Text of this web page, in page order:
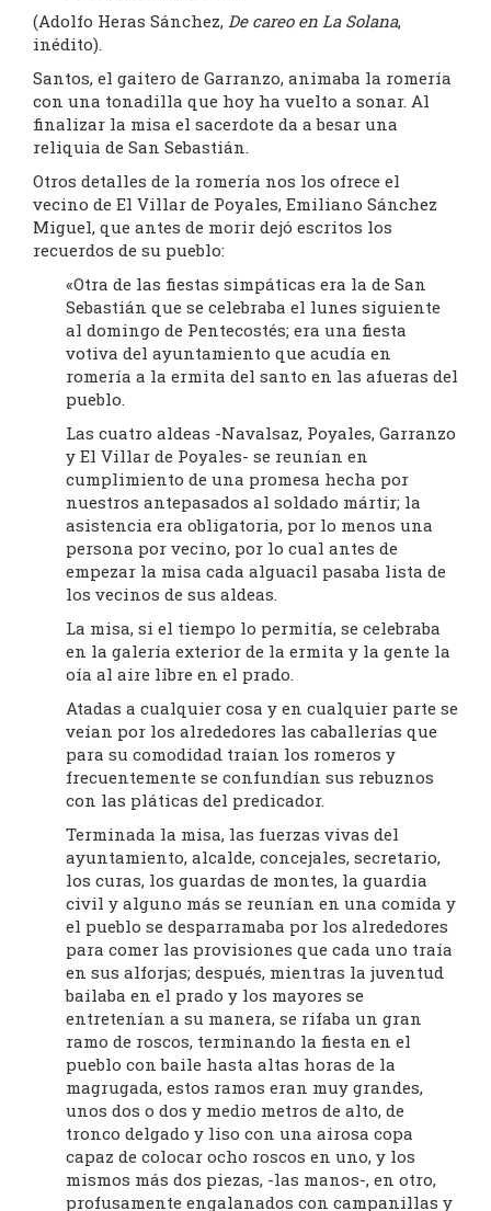
(Adolfo Heras Sánchez, De careo en La Solana,
inédito).
Santos, el gaitero de Garranzo, animaba la romería
con una tonadilla que hoy ha vuelto a sonar. Al
finalizar la misa el sacerdote da a besar una
reliquia de San Sebastián.
Otros detalles de la romería nos los ofrece el
vecino de El Villar de Poyales, Emiliano Sánchez
Miguel, que antes de morir dejó escritos los
recuerdos de su pueblo:
«Otra de las fiestas simpáticas era la de San
Sebastián que se celebraba el lunes siguiente
al domingo de Pentecostés; era una fiesta
votiva del ayuntamiento que acudía en
romería a la ermita del santo en las afueras del
pueblo.
Las cuatro aldeas -Navalsaz, Poyales, Garranzo
y El Villar de Poyales- se reunían en
cumplimiento de una promesa hecha por
nuestros antepasados al soldado mártir; la
asistencia era obligatoria, por lo menos una
persona por vecino, por lo cual antes de
empezar la misa cada alguacil pasaba lista de
los vecinos de sus aldeas.
La misa, si el tiempo lo permitía, se celebraba
en la galería exterior de la ermita y la gente la
oía al aire libre en el prado.
Atadas a cualquier cosa y en cualquier parte se
veían por los alrededores las caballerías que
para su comodidad traían los romeros y
frecuentemente se confundían sus rebuznos
con las pláticas del predicador.
Terminada la misa, las fuerzas vivas del
ayuntamiento, alcalde, concejales, secretario,
los curas, los guardas de montes, la guardia
civil y alguno más se reunían en una comida y
el pueblo se desparramaba por los alrededores
para comer las provisiones que cada uno traía
en sus alforjas; después, mientras la juventud
bailaba en el prado y los mayores se
entretenían a su manera, se rifaba un gran
ramo de roscos, terminando la fiesta en el
pueblo con baile hasta altas horas de la
magrugada, estos ramos eran muy grandes,
unos dos o dos y medio metros de alto, de
tronco delgado y liso con una airosa copa
capaz de colocar ocho roscos en uno, y los
mismos más dos piezas, -las manos-, en otro,
profusamente engalanados con campanillas y